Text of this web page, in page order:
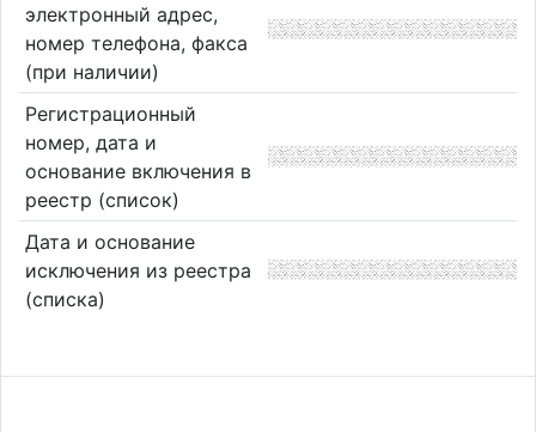
электронный адрес,
номер телефона, факса
(при наличии)
Регистрационный
номер, дата и
основание включения в
реестр (список)
Дата и основание
исключения из реестра
(списка)